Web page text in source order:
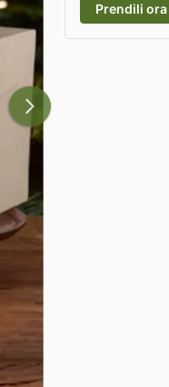
Prendili ora